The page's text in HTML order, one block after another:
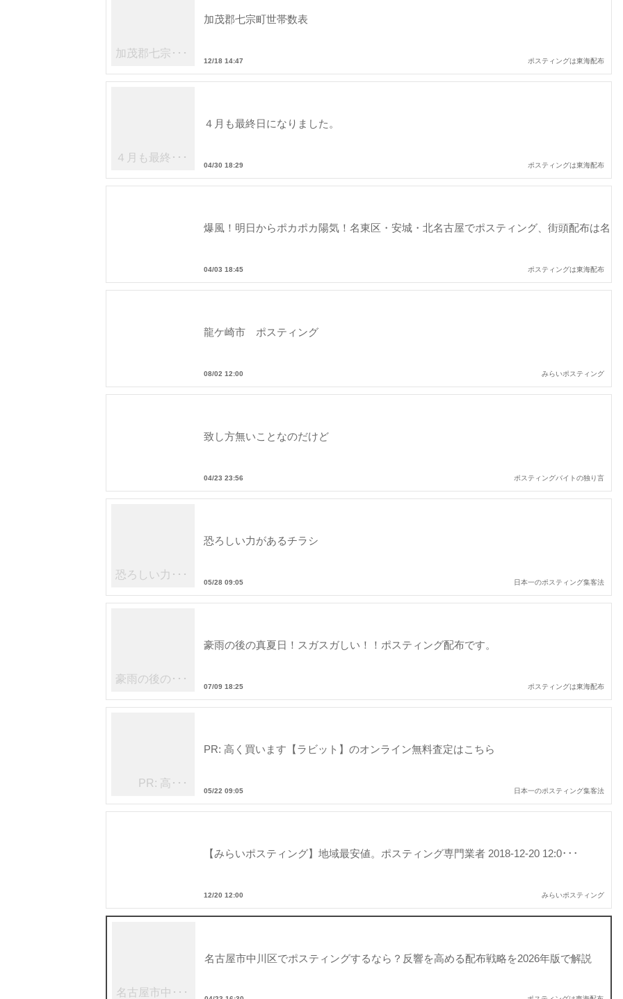
加茂郡七宗･･･
加茂郡七宗町世帯数表
12/18 14:47 ポスティングは東海配布
４月も最終･･･
４月も最終日になりました。
04/30 18:29 ポスティングは東海配布
爆風！明日からポカポカ陽気！名東区・安城・北名古屋でポスティング、街頭配布は名
04/03 18:45 ポスティングは東海配布
龍ケ崎市 ポスティング
08/02 12:00 みらいポスティング
致し方無いことなのだけど
04/23 23:56 ポスティングバイトの独り言
恐ろしい力･･･
恐ろしい力があるチラシ
05/28 09:05 日本一のポスティング集客法
豪雨の後の･･･
豪雨の後の真夏日！スガスガしい！！ポスティング配布です。
07/09 18:25 ポスティングは東海配布
PR: 高･･･
PR: 高く買います【ラビット】のオンライン無料査定はこちら
05/22 09:05 日本一のポスティング集客法
【みらいポスティング】地域最安値。ポスティング専門業者 2018-12-20 12:0･･･
12/20 12:00 みらいポスティング
名古屋市中･･･
名古屋市中川区でポスティングするなら？反響を高める配布戦略を2026年版で解説